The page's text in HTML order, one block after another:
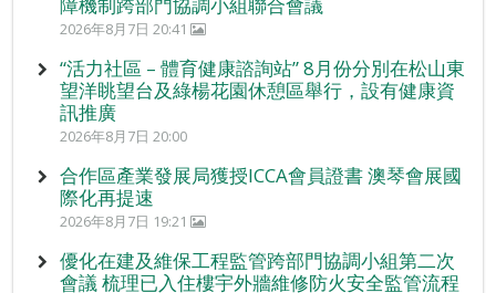
2026年8月7日 20:41
“活力社區 – 體育健康諮詢站” 8月份分別在松山東
望洋眺望台及綠楊花園休憩區舉行，設有健康資
訊推廣
2026年8月7日 20:00
合作區產業發展局獲授ICCA會員證書 澳琴會展國
際化再提速
2026年8月7日 19:21
優化在建及維保工程監管跨部門協調小組第二次
會議 梳理已入住樓宇外牆維修防火安全監管流程